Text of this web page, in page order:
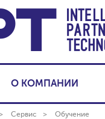
О КОМПАНИИ
Сервис Обучение